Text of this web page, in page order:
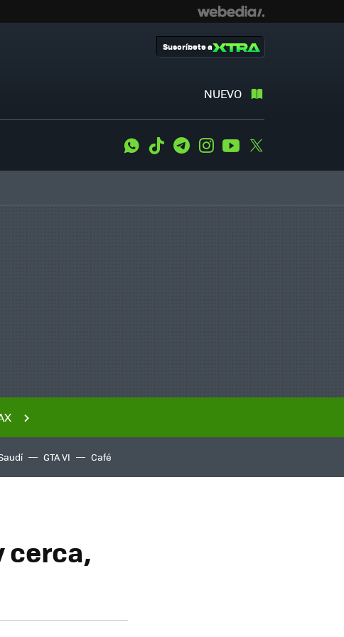
NUEVO
Suscríbete a
WhatsApp
Tiktok TelegramInstagramYoutube
GTA VI Café
cerca,